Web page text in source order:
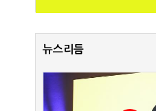
뉴스리듬